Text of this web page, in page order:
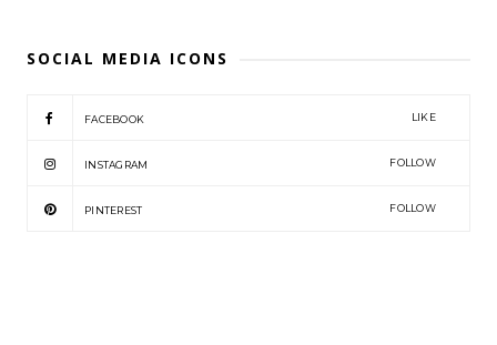
SOCIAL MEDIA ICONS
FACEBOOK LIKE
INSTAGRAM FOLLOW
PINTEREST FOLLOW